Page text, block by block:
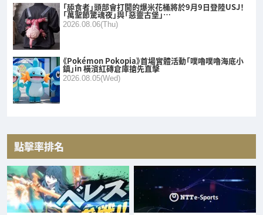
「舔食者」頭部會打開的爆米花桶將於9月9日登陸USJ！
「萬聖節驚魂夜」與「惡靈古堡」…
2026.08.06(Thu)
《Pokémon Pokopia》首場實體活動「噗嚕噗嚕海底小
鎮」in 橫濱紅磚倉庫搶先直擊
2026.08.05(Wed)
點擊率排名